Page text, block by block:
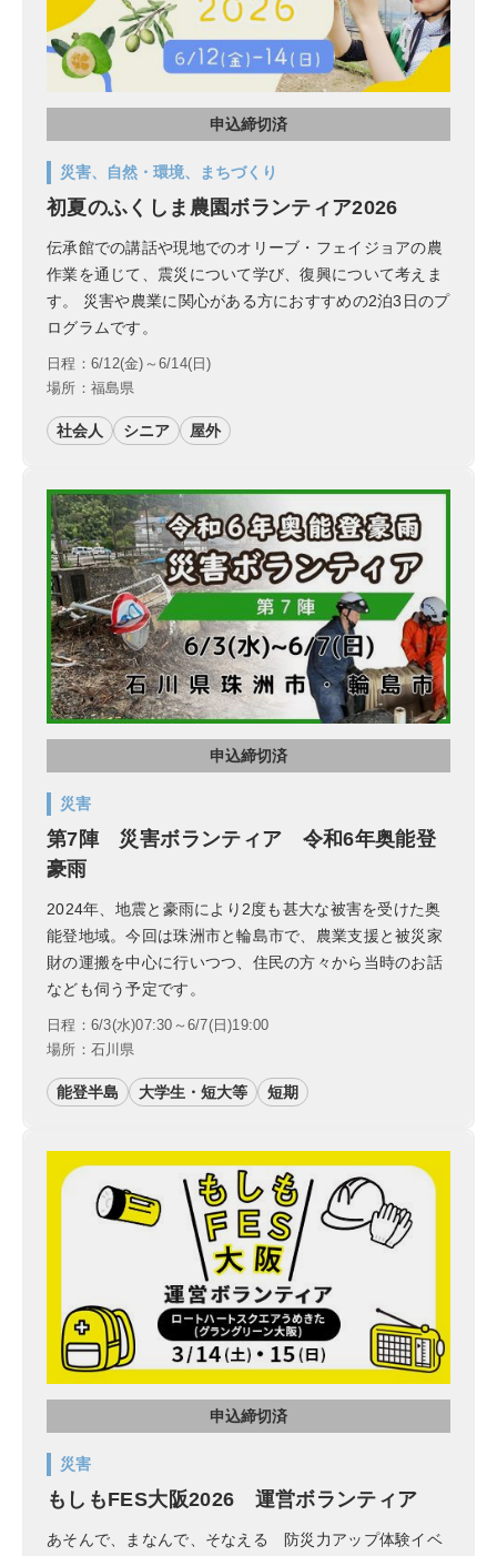
申込締切済
災害、自然・環境、まちづくり
初夏のふくしま農園ボランティア2026
伝承館での講話や現地でのオリーブ・フェイジョアの農
作業を通じて、震災について学び、復興について考えま
す。 災害や農業に関心がある方におすすめの2泊3日のプ
ログラムです。
日程：6/12(金)～6/14(日)
場所：福島県
社会人 シニア 屋外
申込締切済
災害
第7陣 災害ボランティア 令和6年奥能登
豪雨
2024年、地震と豪雨により2度も甚大な被害を受けた奥
能登地域。今回は珠洲市と輪島市で、農業支援と被災家
財の運搬を中心に行いつつ、住民の方々から当時のお話
なども伺う予定です。
日程：6/3(水)07:30～6/7(日)19:00
場所：石川県
能登半島 大学生・短大等 短期
申込締切済
災害
もしもFES大阪2026 運営ボランティア
あそんで、まなんで、そなえる 防災力アップ体験イベ